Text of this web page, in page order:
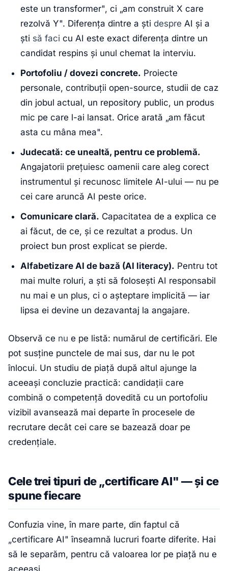
este un transformer", ci „am construit X care
rezolvă Y". Diferența dintre a ști despre AI și a
ști să faci cu AI este exact diferența dintre un
candidat respins și unul chemat la interviu.
Portofoliu / dovezi concrete. Proiecte
personale, contribuții open-source, studii de caz
din jobul actual, un repository public, un produs
mic pe care l-ai lansat. Orice arată „am făcut
asta cu mâna mea".
Judecată: ce unealtă, pentru ce problemă.
Angajatorii prețuiesc oamenii care aleg corect
instrumentul și recunosc limitele AI-ului — nu pe
cei care aruncă AI peste orice.
Comunicare clară. Capacitatea de a explica ce
ai făcut, de ce, și ce rezultat a produs. Un
proiect bun prost explicat se pierde.
Alfabetizare AI de bază (AI literacy). Pentru tot
mai multe roluri, a ști să folosești AI responsabil
nu mai e un plus, ci o așteptare implicită — iar
lipsa ei devine un dezavantaj la angajare.
Observă ce nu e pe listă: numărul de certificări. Ele
pot susține punctele de mai sus, dar nu le pot
înlocui. Un studiu de piață după altul ajunge la
aceeași concluzie practică: candidații care
combină o competență dovedită cu un portofoliu
vizibil avansează mai departe în procesele de
recrutare decât cei care se bazează doar pe
credențiale.
Cele trei tipuri de „certificare AI" — și ce
spune fiecare
Confuzia vine, în mare parte, din faptul că
„certificare AI" înseamnă lucruri foarte diferite. Hai
să le separăm, pentru că valoarea lor pe piață nu e